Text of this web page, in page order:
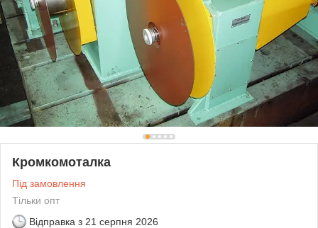
Кромкомоталка
Під замовлення
Тільки опт
Відправка з 21 серпня 2026